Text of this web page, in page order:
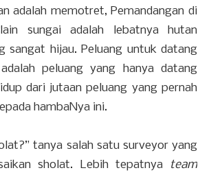
adalah memotret, Pemandangan di
sungai adalah lebatnya hutan
sangat hijau. Peluang untuk datang
peluang yang hanya datang
dari jutaan peluang yang pernah
hambaNya ini.
tanya salah satu surveyor yang
sholat. Lebih tepatnya
team